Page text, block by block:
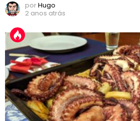
porHugo
2 anos atrás